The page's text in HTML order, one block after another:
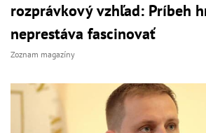
rozprávkový vzhľad: Príbeh
neprestáva fascinovať
Zoznam magazíny